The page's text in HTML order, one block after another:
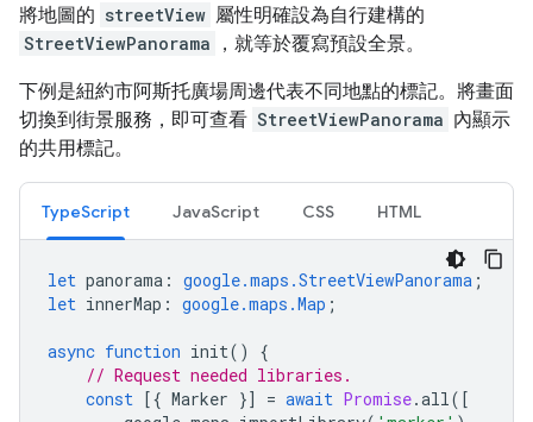
將地圖的 streetView 屬性明確設為自行建構的
StreetViewPanorama
，就等於覆寫預設全景。
下例是紐約市阿斯托廣場周邊代表不同地點的標記。將畫面
切換到街景服務，即可查看 StreetViewPanorama 內顯示
的共用標記。
TypeScript JavaScript CSS HTML
let panorama : google.maps.StreetViewPanorama ;
let innerMap : google.maps.Map ;
async function init()
{
// Request needed libraries.
const [{ Marker }] = await Promise.all([